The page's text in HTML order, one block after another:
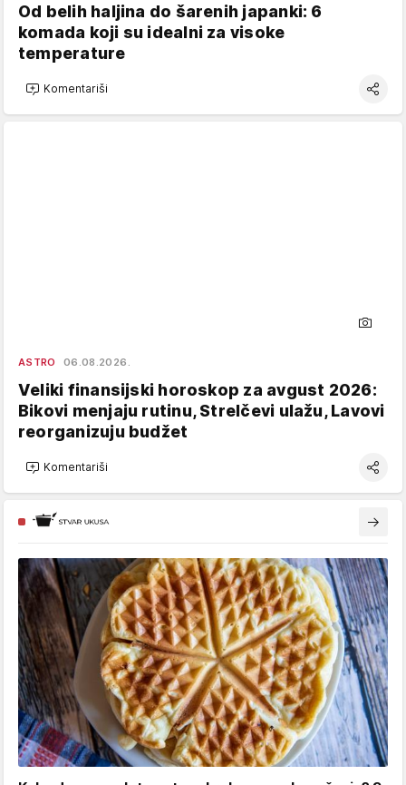
Od belih haljina do šarenih japanki: 6
komada koji su idealni za visoke
temperature
Komentariši
ASTRO 06.08.2026.
Veliki finansijski horoskop za avgust 2026:
Bikovi menjaju rutinu, Strelčevi ulažu, Lavovi
reorganizuju budžet
Komentariši